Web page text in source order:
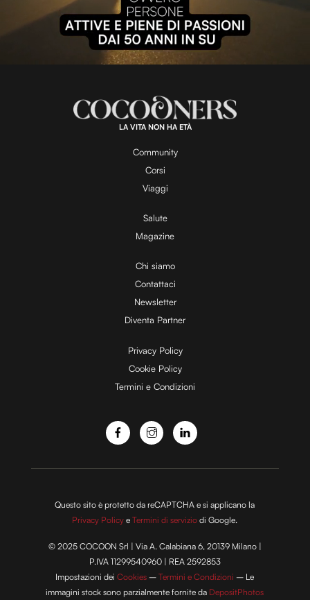
l
a
y
V
i
d
e
o
L
:
1
0
0
.
0
LA VITA NON HA ETÀ
Community
Corsi
Viaggi
Salute
Magazine
Chi siamo
Contattaci
Newsletter
Diventa Partner
Privacy Policy
Cookie Policy
Termini e Condizioni
Questo sito è protetto da reCAPTCHA e si applicano la
Privacy Policy eTermini di servizio di Google.
© 2025 COCOON Srl | Via A. Calabiana 6, 20139 Milano |
P.IVA 11299540960 | REA 2592853
Impostazioni deiCookies –Termini e Condizioni – Le
immagini stock sono parzialmente fornite da DepositPhotos